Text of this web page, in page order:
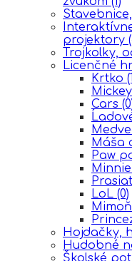
projektory
Trojkolky,
Licenčné
Krtko
Cars
Máša
Paw
Minnie
LoL (0)
Hojdačky,
Hudobné
Školské